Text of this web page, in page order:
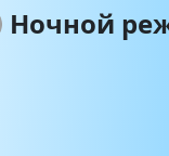
Ночной